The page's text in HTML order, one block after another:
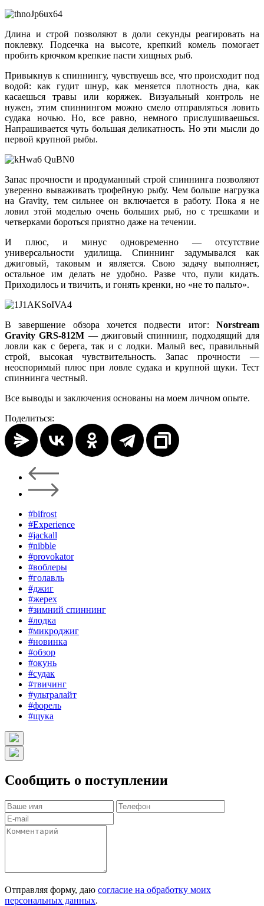
Длина и строй позволяют в доли секунды реагировать на
поклевку. Подсечка на высоте, крепкий комель помогает
пробить крючком крепкие пасти хищных рыб.
Привыкнув к спиннингу, чувствуешь все, что происходит под
водой: как гудит шнур, как меняется плотность дна, как
касаешься травы или коряжек. Визуальный контроль не
нужен, этим спиннингом можно смело отправляться ловить
судака ночью. Но, все равно, немного прислушиваешься.
Напрашивается чуть большая деликатность. Но эти мысли до
первой крупной рыбы.
Запас прочности и продуманный строй спиннинга позволяют
уверенно вываживать трофейную рыбу. Чем больше нагрузка
на Gravity, тем сильнее он включается в работу. Пока я не
ловил этой моделью очень больших рыб, но с трешками и
четверками бороться приятно даже на течении.
И плюс, и минус одновременно — отсутствие
универсальности удилища. Спиннинг задумывался как
джиговый, таковым и является. Свою задачу выполняет,
остальное им делать не удобно. Разве что, пули кидать.
Приходилось и твичить, и гонять кренки, но «не то пальто».
В завершение обзора хочется подвести итог: Norstream
Gravity GRS-812M — джиговый спиннинг, подходящий для
ловли как с берега, так и с лодки. Малый вес, правильный
строй, высокая чувствительность. Запас прочности —
неоспоримый плюс при ловле судака и крупной щуки. Тест
спиннинга честный.
Все выводы и заключения основаны на моем личном опыте.
Поделиться:
#bifrost
#Experience
#jackall
#nibble
#provokator
#воблеры
#голавль
#джиг
#жерех
#зимний спиннинг
#лодка
#микроджиг
#новинка
#обзор
#окунь
#судак
#твичинг
#ультралайт
#форель
#щука
Сообщить о поступлении
Отправляя форму, даю согласие на обработку моих
персональных данных.